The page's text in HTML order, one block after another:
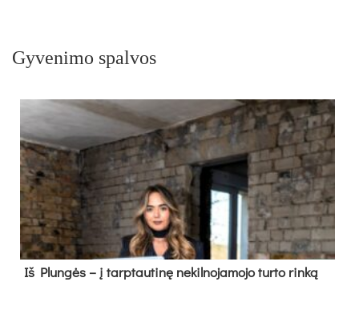
Gyvenimo spalvos
Iš Plungės – į tarptautinę nekilnojamojo turto rinką